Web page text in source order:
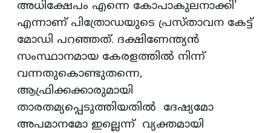
അധിക്ഷേപം എന്നെ കോപാകുലനാക്കി'
എന്നാണ് പിത്രോഡയുടെ പ്രസ്താവന കേട്ട്
മോഡി പറഞ്ഞത്. ദക്ഷിണേന്ത്യൻ
സംസ്ഥാനമായ കേരളത്തിൽ നിന്ന്
വന്നതുകൊണ്ടുതന്നെ,
ആഫ്രിക്കക്കാരുമായി
താരതമ്യപ്പെടുത്തിയതിൽ ദേഷ്യമോ
അപമാനമോ ഇല്ലെന്ന് വ്യക്തമായി